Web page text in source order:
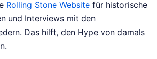
Rolling Stone Website für historische
und Interviews mit den
Das hilft, den Hype von damals